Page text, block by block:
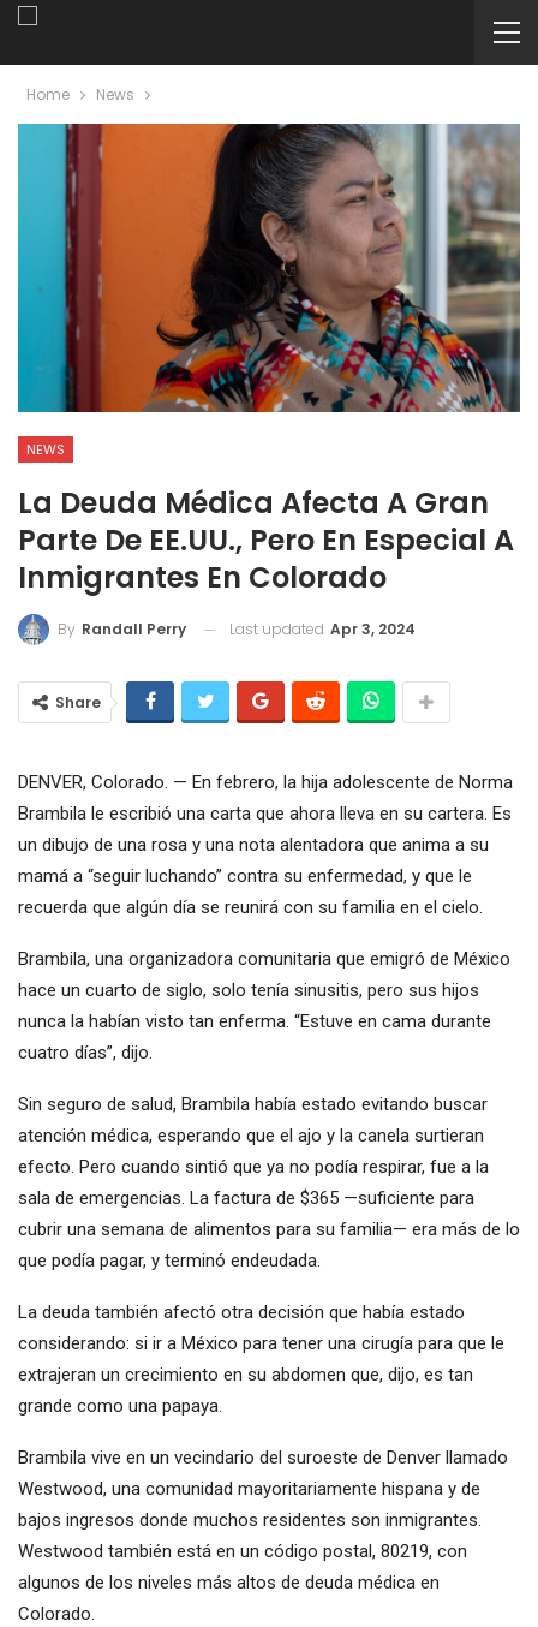
Home News
NEWS
La Deuda Médica Afecta A Gran
Parte De EE.UU., Pero En Especial A
Inmigrantes En Colorado
By Randall Perry Last updated Apr 3, 2024
Share
DENVER, Colorado. — En febrero, la hija adolescente de Norma
Brambila le escribió una carta que ahora lleva en su cartera. Es
un dibujo de una rosa y una nota alentadora que anima a su
mamá a “seguir luchando” contra su enfermedad, y que le
recuerda que algún día se reunirá con su familia en el cielo.
Brambila, una organizadora comunitaria que emigró de México
hace un cuarto de siglo, solo tenía sinusitis, pero sus hijos
nunca la habían visto tan enferma. “Estuve en cama durante
cuatro días”, dijo.
Sin seguro de salud, Brambila había estado evitando buscar
atención médica, esperando que el ajo y la canela surtieran
efecto. Pero cuando sintió que ya no podía respirar, fue a la
sala de emergencias. La factura de $365 —suficiente para
cubrir una semana de alimentos para su familia— era más de lo
que podía pagar, y terminó endeudada.
La deuda también afectó otra decisión que había estado
considerando: si ir a México para tener una cirugía para que le
extrajeran un crecimiento en su abdomen que, dijo, es tan
grande como una papaya.
Brambila vive en un vecindario del suroeste de Denver llamado
Westwood, una comunidad mayoritariamente hispana y de
bajos ingresos donde muchos residentes son inmigrantes.
Westwood también está en un código postal, 80219, con
algunos de los niveles más altos de deuda médica en
Colorado.